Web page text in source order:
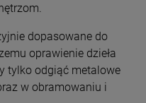
dopasowane do
oprawienie dzieła
tylko odgiąć metalowe
w obramowaniu i